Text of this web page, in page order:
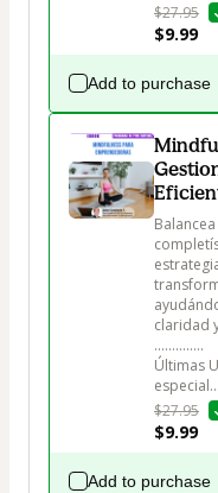
$27.95
$9.99
Add to purchase
claridad
..............
Últimas
especial...
$27.95
$9.99
Add to purchase